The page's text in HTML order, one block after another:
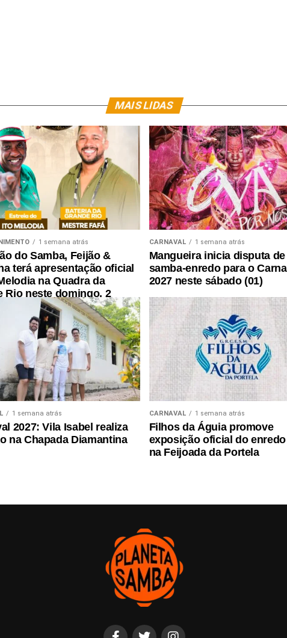
MAIS LIDAS
1 semana atrás
do Samba, Feijão &
terá apresentação oficial
na Quadra da
Rio neste domingo, 2
CARNAVAL 1 semana atrás
Mangueira inicia disputa de
samba-enredo para o
2027 neste sábado (01)
1 semana atrás
2027: Vila Isabel realiza
na Chapada Diamantina
CARNAVAL 1 semana atrás
Filhos da Águia promove
exposição oficial do enredo
na Feijoada da Portela